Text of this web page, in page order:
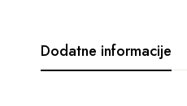
Dodatne informacije